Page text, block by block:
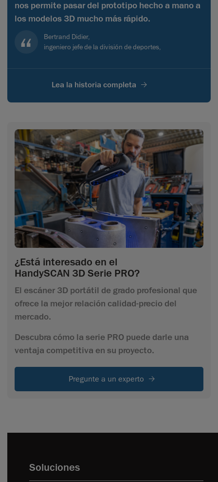
nos permite pasar del prototipo hecho a mano a
los modelos 3D mucho más rápido.
Bertrand Didier,
ingeniero jefe de la división de deportes,
Lea la historia completa
¿Está interesado en el
HandySCAN 3D Serie PRO?
El escáner 3D portátil de grado profesional que
ofrece la mejor relación calidad-precio del
mercado.
Descubra cómo la serie PRO puede darle una
ventaja competitiva en su proyecto.
Pregunte a un experto
Soluciones